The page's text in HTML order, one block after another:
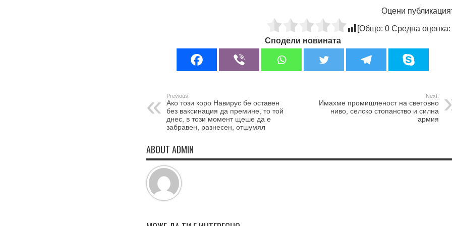
Оцени
[Общо: 0 Средна оценка:
Сподели новината
Previous:
Ако този коро Навирус бе оставен
без ваксинация да премине, то той
днес, в този момент щеше да е
забравен, разнесен, отшумял
Next:
Имахме промишленост на световно
ниво, селско стопанство и силна
армия
ABOUT ADMIN